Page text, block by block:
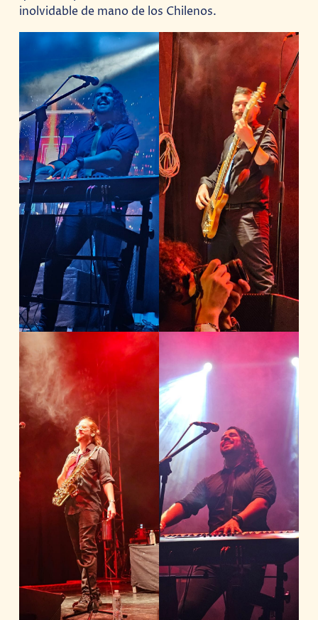
inolvidable de mano de los Chilenos.